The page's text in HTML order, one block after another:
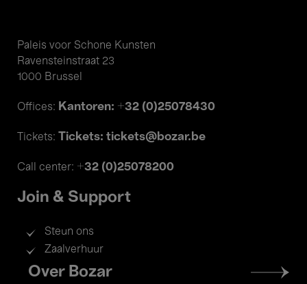
Paleis voor Schone Kunsten
Ravensteinstraat 23
1000 Brussel
Offices: Kantoren: +32 (0)25078430
Tickets: Tickets: tickets@bozar.be
Call center: +32 (0)25078200
Join & Support
Steun ons
Zaalverhuur
Footer
menu
Over Bozar